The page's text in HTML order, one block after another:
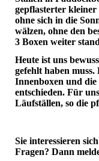
gepflasterter
ohne sich in die
wälzen, ohne den
3 Boxen weiter
Heute ist uns
gefehlt haben
Innenboxen und
entschieden. Für
Läufställen, so die
Sie interessieren
Fragen? Dann